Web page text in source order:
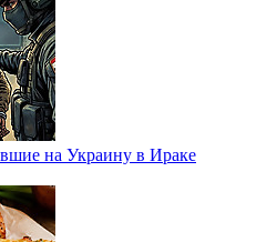
на Украину в Ираке